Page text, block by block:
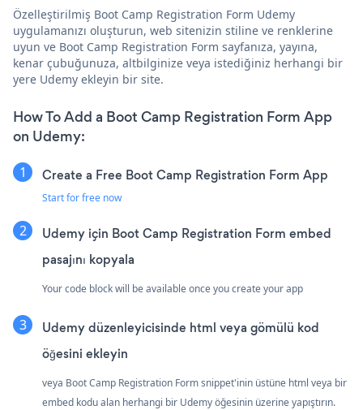
Özelleştirilmiş Boot Camp Registration Form Udemy
uygulamanızı oluşturun, web sitenizin stiline ve renklerine
uyun ve Boot Camp Registration Form sayfanıza, yayına,
kenar çubuğunuza, altbilginize veya istediğiniz herhangi bir
yere Udemy ekleyin bir site.
How To Add a Boot Camp Registration Form App
on Udemy:
Create a Free Boot Camp Registration Form App
Start for free now
Udemy için Boot Camp Registration Form embed
pasajını kopyala
Your code block will be available once you create your app
Udemy düzenleyicisinde html veya gömülü kod
öğesini ekleyin
veya Boot Camp Registration Form snippet'inin üstüne html veya bir
embed kodu alan herhangi bir Udemy öğesinin üzerine yapıştırın.